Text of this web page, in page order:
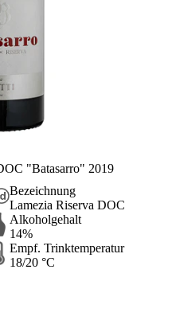
"Batasarro" 2019
Bezeichnung
Lamezia Riserva DOC
Alkoholgehalt
14%
Empf. Trinktemperatur
18/20 °C